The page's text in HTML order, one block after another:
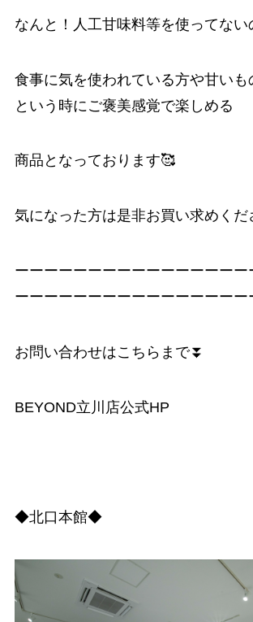
なんと！人工甘味料等を使ってない
食事に気を使われている方や甘いも
という時にご褒美感覚で楽しめる
商品となっております🥰
気になった方は是非お買い求めくだ
ーーーーーーーーーーーーーーーー
ーーーーーーーーーーーーーーーー
お問い合わせはこちらまで⏬
BEYOND立川店公式HP
◆北口本館◆